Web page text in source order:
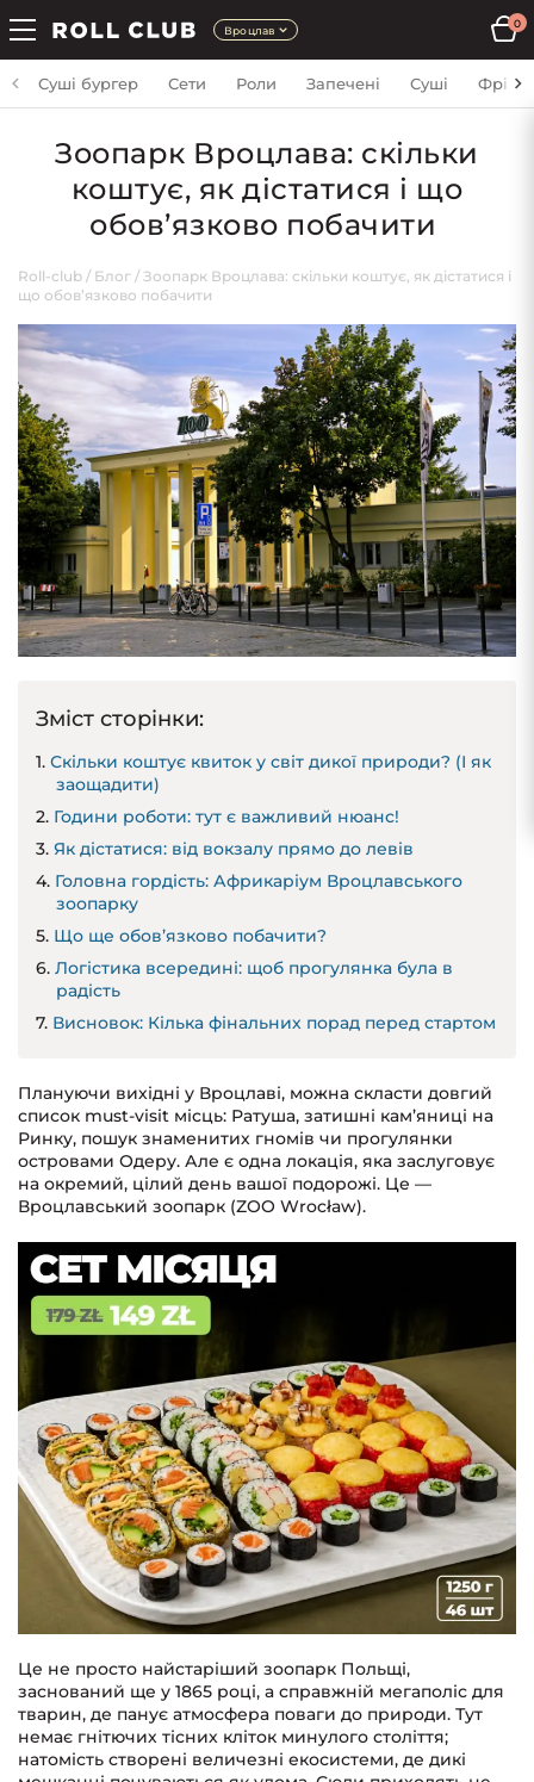
Вроцлав
0
Суші бургер Сети Роли Запечені Суші Фрі
Зоопарк Вроцлава: скільки
коштує, як дістатися і що
обов’язково побачити
Roll-club / Блог /Зоопарк Вроцлава: скільки коштує, як дістатися і
що обов’язково побачити
Зміст сторінки:
Скільки коштує квиток у світ дикої природи? (І як
заощадити)
Години роботи: тут є важливий нюанс!
Як дістатися: від вокзалу прямо до левів
Головна гордість: Африкаріум Вроцлавського
зоопарку
Що ще обов’язково побачити?
Логістика всередині: щоб прогулянка була в
радість
Висновок: Кілька фінальних порад перед стартом
Плануючи вихідні у Вроцлаві, можна скласти довгий
список must-visit місць: Ратуша, затишні кам’яниці на
Ринку, пошук знаменитих гномів чи прогулянки
островами Одеру. Але є одна локація, яка заслуговує
на окремий, цілий день вашої подорожі. Це —
Вроцлавський зоопарк (ZOO Wrocław).
Це не просто найстаріший зоопарк Польщі,
заснований ще у 1865 році, а справжній мегаполіс для
тварин, де панує атмосфера поваги до природи. Тут
немає гнітючих тісних кліток минулого століття;
натомість створені величезні екосистеми, де дикі